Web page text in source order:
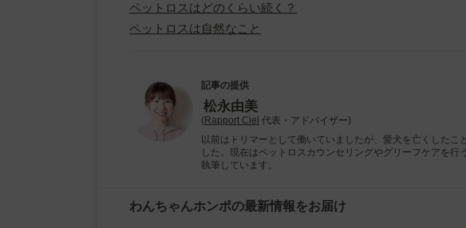
ペットロスはどのくらい続く？
ペットロスは自然なこと
記事の提供
松永由美
(Rapport Ciel 代表・アドバイザー)
以前はトリマーとして働いていましたが、愛犬を亡くしたこ
した。現在はペットロスカウンセリングやグリーフケアを
執筆しています。
わんちゃんホンポの最新情報をお届け